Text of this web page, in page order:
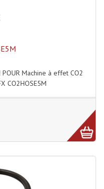
Cd MP3
Et Studio
POUR Machine à effet CO2
CO2HOSE5M